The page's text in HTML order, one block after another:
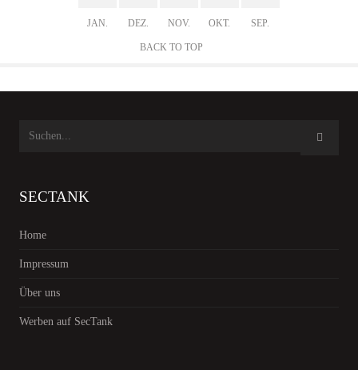
JAN. DEZ. NOV. OKT. SEP.
BACK TO TOP
SECTANK
Home
Impressum
Über uns
Werben auf SecTank